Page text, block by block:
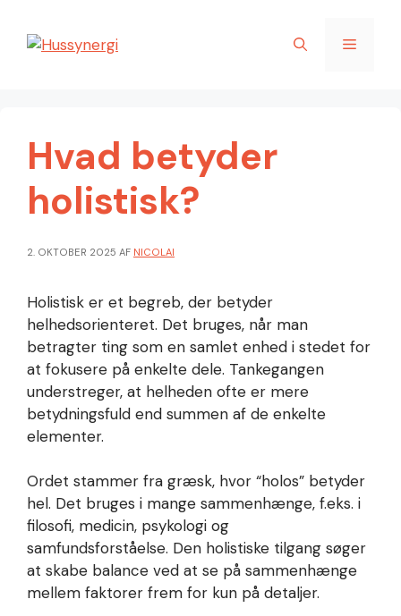
indhold
Menu
Hvad betyder
holistisk?
2. OKTOBER 2025 AF NICOLAI
Holistisk er et begreb, der betyder
helhedsorienteret. Det bruges, når man
betragter ting som en samlet enhed i stedet for
at fokusere på enkelte dele. Tankegangen
understreger, at helheden ofte er mere
betydningsfuld end summen af de enkelte
elementer.
Ordet stammer fra græsk, hvor “holos” betyder
hel. Det bruges i mange sammenhænge, f.eks. i
filosofi, medicin, psykologi og
samfundsforståelse. Den holistiske tilgang søger
at skabe balance ved at se på sammenhænge
mellem faktorer frem for kun på detaljer.